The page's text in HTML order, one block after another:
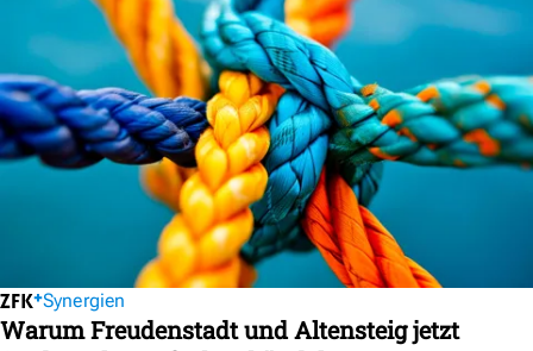
Synergien
Warum Freudenstadt und Altensteig jetzt